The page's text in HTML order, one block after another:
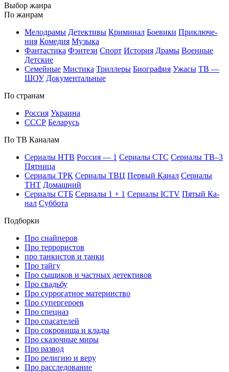
Вы­бор жан­ра
По жан­рам
Ме­ло­дра­мы Де­тек­ти­вы Кри­ми­нал Бое­ви­ки При­клю­че­
ния Ко­ме­дия Му­зы­ка
Фан­та­сти­ка Фэн­те­зи Спорт Ис­то­рия Дра­мы Во­ен­ные
Дет­ские
Се­мей­ные Мис­ти­ка Трил­ле­ры Био­гра­фия Ужа­сы ТВ —
ШОУ До­ку­мен­таль­ные
По стра­нам
Рос­сия Ук­раи­на
СССР Бе­ла­русь
По ТВ Ка­на­лам
Се­риа­лы НТВ Рос­сия — 1 Се­риа­лы СТС Се­риа­лы ТВ–3
Пят­ни­ца
Се­риа­лы ТРК Се­риа­лы ТВЦ Пер­вый Ка­нал Се­риа­лы
ТНТ До­маш­ний
Се­риа­лы СТБ Се­риа­лы 1 + 1 Се­риа­лы ICTV Пя­тый Ка­
нал Суб­бо­та
Подборки
Про снайперов
Про террористов
про танкистов и танки
Про тайгу
Про сыщиков и частных детективов
Про свадьбу
Про суррогатное материнство
Про супергероев
Про спецназ
Про спасателей
Про сокровища и клады
Про сказочные миры
Про развод
Про религию и веру
Про расследование